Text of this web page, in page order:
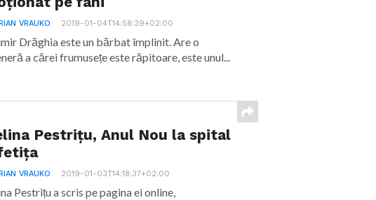
VRAUKO 2019-01-04T14:58:39+02:00
Drăghia este un bărbat împlinit. Are o
a cărei frumusețe este răpitoare, este unul...
Pestrițu, Anul Nou la spital
VRAUKO 2019-01-03T14:18:37+02:00
Pestrițu a scris pe pagina ei online,